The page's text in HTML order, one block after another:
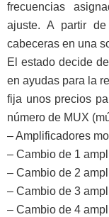
frecuencias
ajuste. A partir
cabeceras en una
El estado decide
en ayudas para la
fija unos precios
número de MUX
– Amplificadores
– Cambio de 1
– Cambio de 2
– Cambio de 3
– Cambio de 4